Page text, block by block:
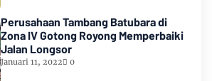
Perusahaan Tambang Batubara di
Zona IV Gotong Royong Memperbaiki
Jalan Longsor
Januari 11, 2022 0